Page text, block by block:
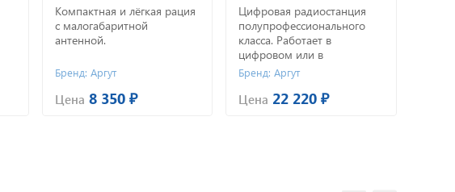
Компактная и лёгкая рация
с малогабаритной
антенной.
Бренд: Аргут
Цена 8 350 ₽
Цифровая радиостанция
полупрофессионального
класса. Работает в
цифровом или в
аналоговом режиме.
Бренд: Аргут
Цена 22 220 ₽